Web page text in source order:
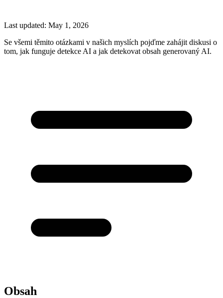
Last updated: May 1, 2026
Se všemi těmito otázkami v našich myslích pojďme zahájit diskusi o
tom, jak funguje detekce AI a jak detekovat obsah generovaný AI.
Obsah